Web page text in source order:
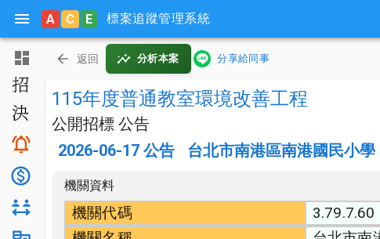
A C E 標案追蹤管理系統
主頁
招標公告
決標公告
搜尋與追蹤
對手分析
返回 分析本案 分享給同事
115年度普通教室環境改善工程
公開招標 公告
2026-06-17 公告 台北市南港區南港國民小學
機關資料
機關代碼
3.79.7.60